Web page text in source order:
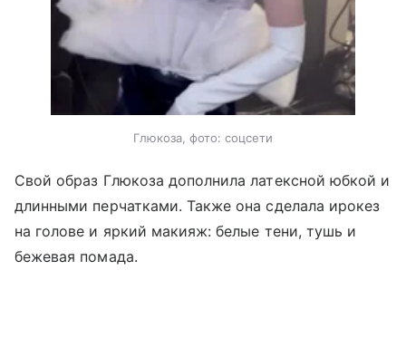
Глюкоза, фото: соцсети
Свой образ Глюкоза дополнила латексной юбкой и
длинными перчатками. Также она сделала ирокез
на голове и яркий макияж: белые тени, тушь и
бежевая помада.